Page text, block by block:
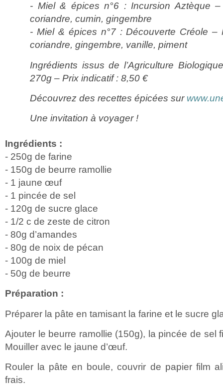
- Miel & épices n°6 : Incursion Aztèque
coriandre, cumin, gingembre
- Miel & épices n°7 : Découverte Créole –
coriandre, gingembre, vanille, piment
Ingrédients issus de l’Agriculture
270g – Prix indicatif : 8,50 €
Découvrez des recettes épicées sur
Une invitation à voyager !
Ingrédients :
- 250g de farine
- 150g de beurre ramollie
- 1 jaune œuf
- 1 pincée de sel
- 120g de sucre glace
- 1/2 c de zeste de citron
- 80g d’amandes
- 80g de noix de pécan
- 100g de miel
- 50g de beurre
Préparation :
Préparer la pâte en tamisant la farine et le sucre
Ajouter le beurre ramollie (150g), la pincée de sel
Mouiller avec le jaune d’œuf.
Rouler la pâte en boule, couvrir de papier film
frais.